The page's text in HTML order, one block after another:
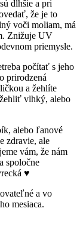
dlhšie a pri
že je to
voči moliam, má
Znižuje UV
priemysle.
počítať s jeho
prirodzená
a žehlíte
vlhký, alebo
alebo ľanové
zdravie, ale
vám, že nám
spoločne
♥
a vo
mesiaca.